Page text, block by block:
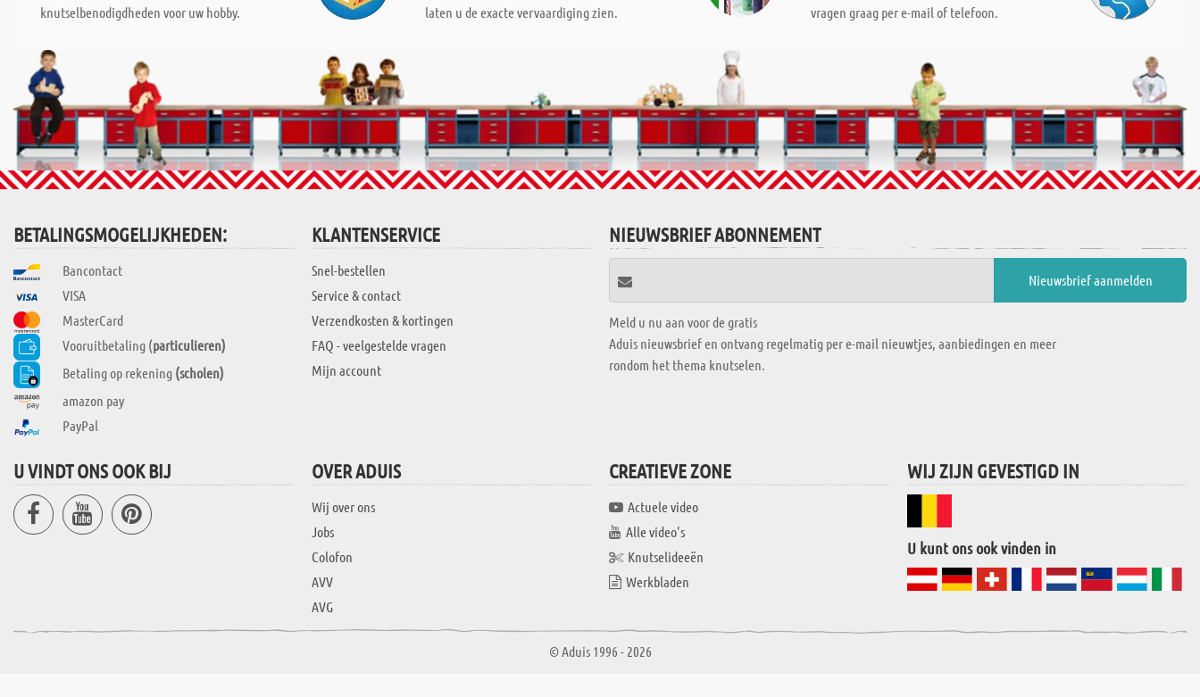
knutselbenodigdheden voor uw hobby.
laten u de exacte vervaardiging zien.
vragen graag per e-mail of telefoon.
BETALINGSMOGELIJKHEDEN:
Bancontact
VISA
MasterCard
Vooruitbetaling (particulieren)
Betaling op rekening (scholen)
amazon pay
PayPal
KLANTENSERVICE
Snel-bestellen
Service & contact
Verzendkosten & kortingen
FAQ - veelgestelde vragen
Mijn account
NIEUWSBRIEF ABONNEMENT
Meld u nu aan voor de gratis
Aduis nieuwsbrief en ontvang regelmatig per e-mail nieuwtjes, aanbiedingen en meer
rondom het thema knutselen.
U VINDT ONS OOK BIJ OVER ADUIS
Wij over ons
Jobs
Colofon
AVV
AVG
CREATIEVE ZONE
Actuele video
Alle video's
Knutselideeën
Werkbladen
WIJ ZIJN GEVESTIGD IN
U kunt ons ook vinden in
© Aduis 1996 - 2026